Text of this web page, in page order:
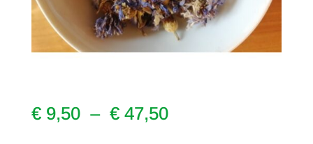
€9,50 – €47,50Plage